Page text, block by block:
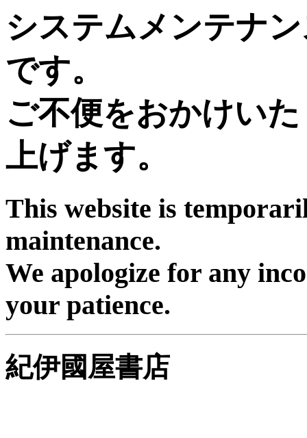
システムメンテナ
です。
ご不便をおかけい
上げます。
This website is
maintenance.
We apologize for any
your patience.
紀伊國屋書店